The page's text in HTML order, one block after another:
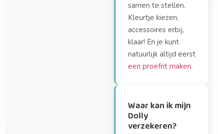
samen te stellen.
Kleurtje kiezen,
accessoires erbij,
klaar! En je kunt
natuurlijk altijd eerst
een proefrit maken.
Waar kan ik mijn
Dolly
verzekeren?